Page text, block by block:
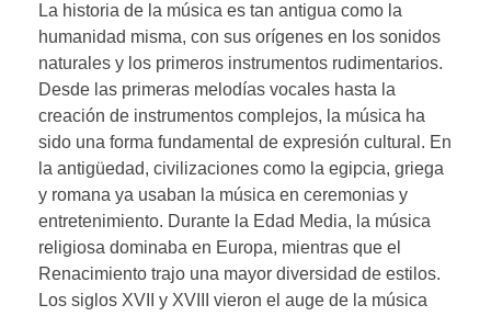
La historia de la música es tan antigua como la
humanidad misma, con sus orígenes en los sonidos
naturales y los primeros instrumentos rudimentarios.
Desde las primeras melodías vocales hasta la
creación de instrumentos complejos, la música ha
sido una forma fundamental de expresión cultural. En
la antigüedad, civilizaciones como la egipcia, griega
y romana ya usaban la música en ceremonias y
entretenimiento. Durante la Edad Media, la música
religiosa dominaba en Europa, mientras que el
Renacimiento trajo una mayor diversidad de estilos.
Los siglos XVII y XVIII vieron el auge de la música